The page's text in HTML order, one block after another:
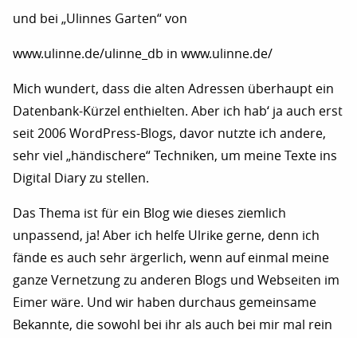
und bei „Ulinnes Garten“ von
www.ulinne.de/ulinne_db in www.ulinne.de/
Mich wundert, dass die alten Adressen überhaupt ein
Datenbank-Kürzel enthielten. Aber ich hab‘ ja auch erst
seit 2006 WordPress-Blogs, davor nutzte ich andere,
sehr viel „händischere“ Techniken, um meine Texte ins
Digital Diary zu stellen.
Das Thema ist für ein Blog wie dieses ziemlich
unpassend, ja! Aber ich helfe Ulrike gerne, denn ich
fände es auch sehr ärgerlich, wenn auf einmal meine
ganze Vernetzung zu anderen Blogs und Webseiten im
Eimer wäre. Und wir haben durchaus gemeinsame
Bekannte, die sowohl bei ihr als auch bei mir mal rein